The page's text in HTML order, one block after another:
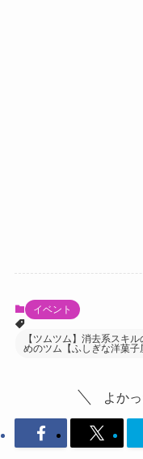
イベント
【ツムツム】消去系スキ
めのツム【ふしぎな洋菓子
よか